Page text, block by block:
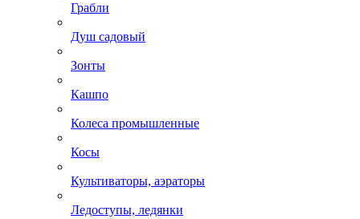
Грабли
Душ садовый
Зонты
Кашпо
Колеса промышленные
Косы
Культиваторы, аэраторы
Ледоступы, ледянки